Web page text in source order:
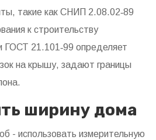
такие как СНИП 2.08.02‑89
к строительству
ГОСТ 21.101‑99 определяет
на крышу, задают границы
ширину дома
- использовать измерительную